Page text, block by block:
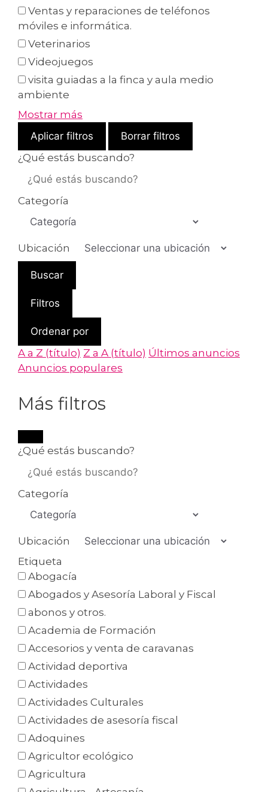
Ventas y reparaciones de teléfonos
móviles e informática.
Veterinarios
Videojuegos
visita guiadas a la finca y aula medio
ambiente
Mostrar más
Aplicar filtros
Borrar filtros
¿Qué estás buscando?
Categoría
Ubicación
Buscar
Filtros
Ordenar por
A a Z (título) Z a A (título) Últimos anuncios
Anuncios populares
Más filtros
¿Qué estás buscando?
Categoría
Ubicación
Etiqueta
Abogacía
Abogados y Asesoría Laboral y Fiscal
abonos y otros.
Academia de Formación
Accesorios y venta de caravanas
Actividad deportiva
Actividades
Actividades Culturales
Actividades de asesoría fiscal
Adoquines
Agricultor ecológico
Agricultura